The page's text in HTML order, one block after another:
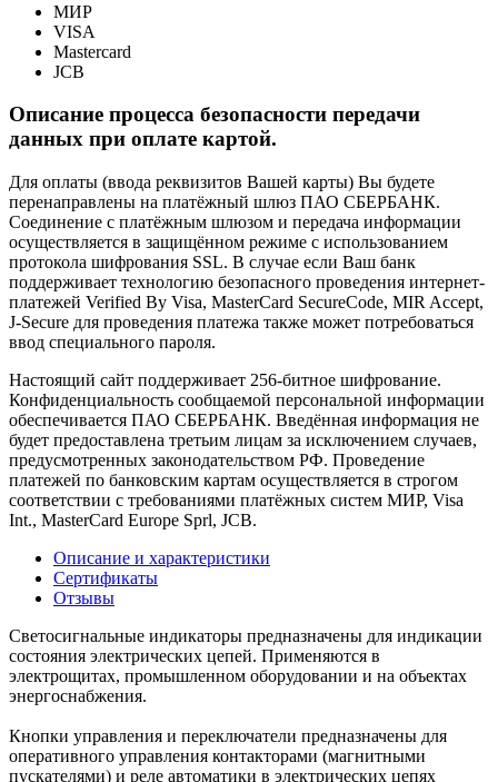
МИР
VISA
Mastercard
JCB
Описание процесса безопасности передачи
данных при оплате картой.
Для оплаты (ввода реквизитов Вашей карты) Вы будете
перенаправлены на платёжный шлюз ПАО СБЕРБАНК.
Соединение с платёжным шлюзом и передача информации
осуществляется в защищённом режиме с использованием
протокола шифрования SSL. В случае если Ваш банк
поддерживает технологию безопасного проведения интернет-
платежей Verified By Visa, MasterCard SecureCode, MIR Accept,
J-Secure для проведения платежа также может потребоваться
ввод специального пароля.
Настоящий сайт поддерживает 256-битное шифрование.
Конфиденциальность сообщаемой персональной информации
обеспечивается ПАО СБЕРБАНК. Введённая информация не
будет предоставлена третьим лицам за исключением случаев,
предусмотренных законодательством РФ. Проведение
платежей по банковским картам осуществляется в строгом
соответствии с требованиями платёжных систем МИР, Visa
Int., MasterCard Europe Sprl, JCB.
Описание и характеристики
Сертификаты
Отзывы
Светосигнальные индикаторы предназначены для индикации
состояния электрических цепей. Применяются в
электрощитах, промышленном оборудовании и на объектах
энергоснабжения.
Кнопки управления и переключатели предназначены для
оперативного управления контакторами (магнитными
пускателями) и реле автоматики в электрических цепях